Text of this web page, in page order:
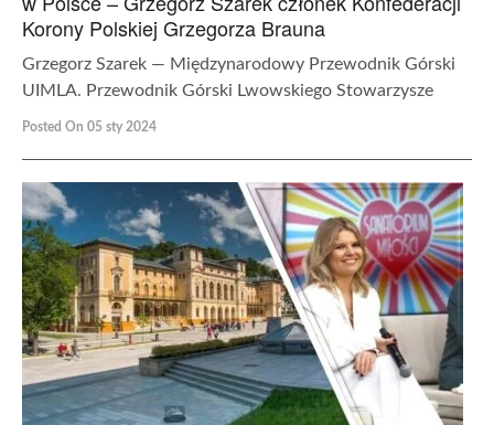
Korony Polskiej Grzegorza Brauna
Grzegorz Szarek — Międzynarodowy Przewodnik Górski
UIMLA. Przewodnik Górski Lwowskiego Stowarzysze
Posted On 05 sty 2024